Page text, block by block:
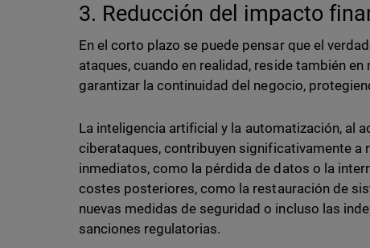
3. Reducción del impacto
En el corto plazo se puede pensar que el
ataques, cuando en realidad, reside también
garantizar la continuidad del negocio,
La inteligencia artificial y la automatización, al
ciberataques, contribuyen significativamente
inmediatos, como la pérdida de datos o la
costes posteriores, como la restauración de
nuevas medidas de seguridad o incluso las
sanciones regulatorias.